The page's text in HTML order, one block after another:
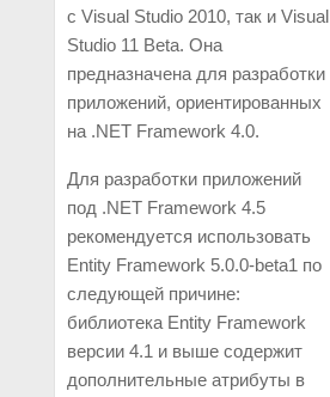
с Visual Studio 2010, так и Visual
Studio 11 Beta. Она
предназначена для разработки
приложений, ориентированных
на .NET Framework 4.0.
Для разработки приложений
под .NET Framework 4.5
рекомендуется использовать
Entity Framework 5.0.0-beta1 по
следующей причине:
библиотека Entity Framework
версии 4.1 и выше содержит
дополнительные атрибуты в